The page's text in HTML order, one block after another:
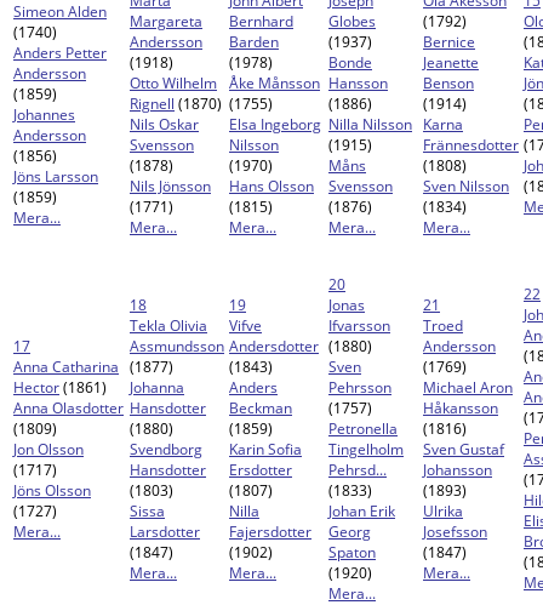
Simeon Alden
(1740)
Anders Petter
Andersson
(1859)
Johannes
Andersson
(1856)
Jöns Larsson
(1859)
Mera...
Margareta
Andersson
(1918)
Otto Wilhelm
Rignell (1870)
Nils Oskar
Svensson
(1878)
Nils Jönsson
(1771)
Mera...
Bernhard
Barden
(1978)
Åke Månsson
(1755)
Elsa Ingeborg
Nilsson
(1970)
Hans Olsson
(1815)
Mera...
Globes
(1937)
Bonde
Hansson
(1886)
Nilla Nilsson
(1915)
Måns
Svensson
(1876)
Mera...
(1792)
Bernice
Jeanette
Benson
(1914)
Karna
Frännesdotter
(1808)
Sven Nilsson
(1834)
Mera...
17
Anna Catharina
Hector(1861)
Anna Olasdotter
(1809)
Jon Olsson
(1717)
Jöns Olsson
(1727)
Mera...
18
Tekla Olivia
Assmundsson
(1877)
Johanna
Hansdotter
(1880)
Svendborg
Hansdotter
(1803)
Sissa
Larsdotter
(1847)
Mera...
19
Vifve
Andersdotter
(1843)
Anders
Beckman
(1859)
Karin Sofia
Ersdotter
(1807)
Nilla
Fajersdotter
(1902)
Mera...
20
Jonas
Ifvarsson
(1880)
Sven
Pehrsson
(1757)
Petronella
Tingelholm
Pehrsd...
(1833)
Johan Erik
Georg
Spaton
(1920)
Mera...
21
Troed
Andersson
(1769)
Michael Aron
Håkansson
(1816)
Sven Gustaf
Johansson
(1893)
Ulrika
Josefsson
(1847)
Mera...
22